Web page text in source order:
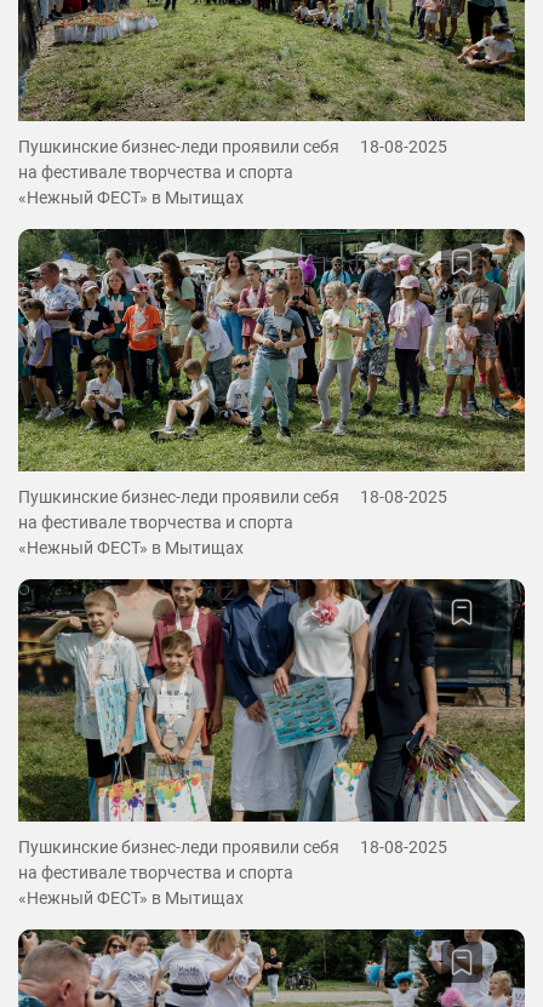
Пушкинские бизнес-леди проявили себя
на фестивале творчества и спорта
«Нежный ФЕСТ» в Мытищах
18-08-2025
Пушкинские бизнес-леди проявили себя
на фестивале творчества и спорта
«Нежный ФЕСТ» в Мытищах
18-08-2025
Пушкинские бизнес-леди проявили себя
на фестивале творчества и спорта
«Нежный ФЕСТ» в Мытищах
18-08-2025